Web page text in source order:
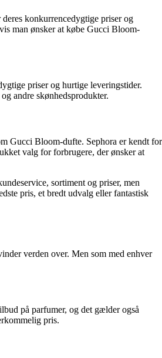
konkurrencedygtige priser og
man ønsker at købe Gucci Bloom-
priser og hurtige leveringstider.
andre skønhedsprodukter.
Gucci Bloom-dufte. Sephora er kendt for
valg for forbrugere, der ønsker at
sortiment og priser, men
pris, et bredt udvalg eller fantastisk
verden over. Men som med enhver
på parfumer, og det gælder også
pris.